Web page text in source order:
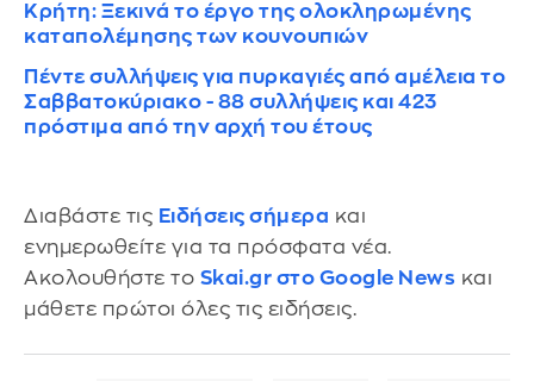
Κρήτη: Ξεκινά το έργο της ολοκληρωμένης
καταπολέμησης των κουνουπιών
Πέντε συλλήψεις για πυρκαγιές από αμέλεια το
Σαββατοκύριακο - 88 συλλήψεις και 423
πρόστιμα από την αρχή του έτους
Διαβάστε τις Ειδήσεις σήμερα και
ενημερωθείτε για τα πρόσφατα νέα.
Ακολουθήστε το Skai.gr στο Google News και
μάθετε πρώτοι όλες τις ειδήσεις.